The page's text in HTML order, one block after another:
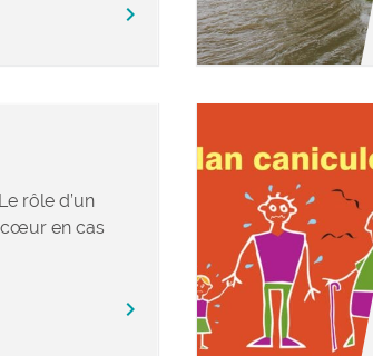
chevron_right
rôle d’un
cœur en cas
chevron_right